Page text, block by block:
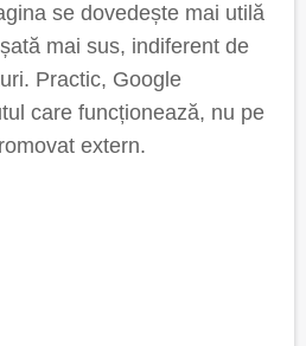
se dovedește mai utilă
mai sus, indiferent de
Practic, Google
care funcționează, nu pe
extern.